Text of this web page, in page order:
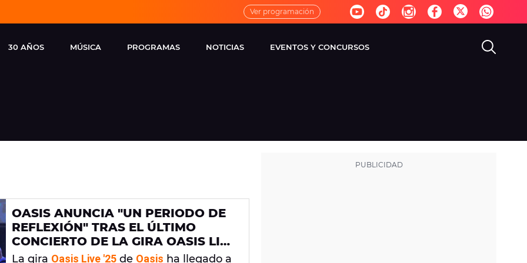
Ver programación
30 AÑOS
ENTREVISTAS
REMEMBER EUROPA
MÚSICA PROGRAMAS
VIRALES
NOTICIAS EVENTOS Y CONCURSOS
OASIS ANUNCIA "UN PERIODO DE
REFLEXIÓN" TRAS EL ÚLTIMO
CONCIERTO DE LA GIRA OASIS LIVE
'25
La gira Oasis Live '25 de Oasis ha llegado a